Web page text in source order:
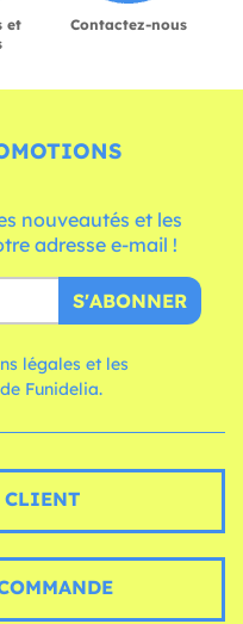
et
Contactez-nous
nouveautés et les
adresse e-mail !
S'ABONNER
légales et les
Funidelia.